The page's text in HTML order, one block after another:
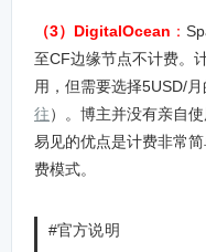
（3）DigitalOcean ：
至CF边缘节点不计费。
用，但需要选择5USD/
往）。博主并没有亲自
易见的优点是计费非常
费模式。
#官方说明